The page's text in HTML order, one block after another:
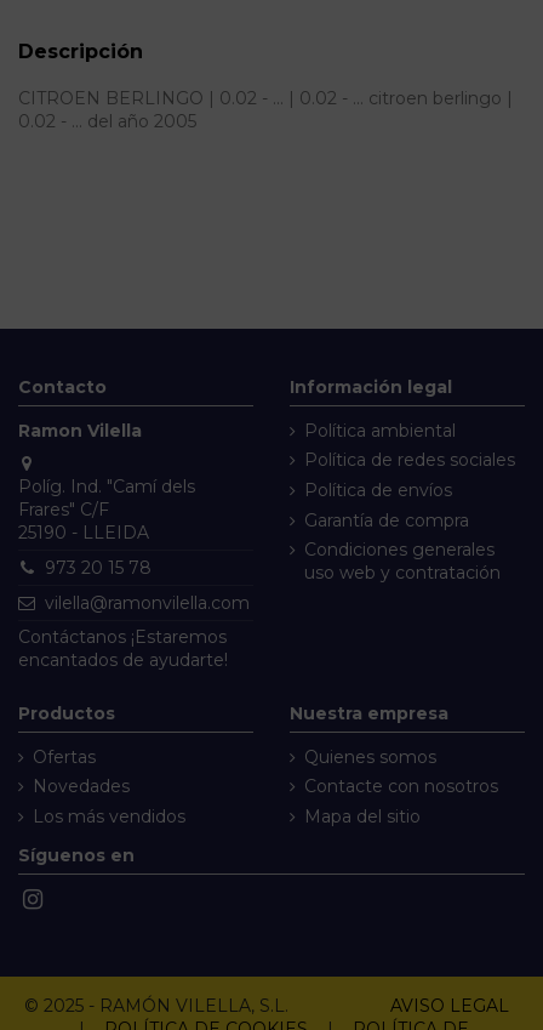
Descripción
CITROEN BERLINGO | 0.02 - ... | 0.02 - ... citroen berlingo |
0.02 - ... del año 2005
Contacto
Ramon Vilella
Políg. Ind. "Camí dels
Frares" C/F
25190 - LLEIDA
973 20 15 78
vilella@ramonvilella.com
Contáctanos ¡Estaremos
encantados de ayudarte!
Información legal
Política ambiental
Política de redes sociales
Política de envíos
Garantía de compra
Condiciones generales
uso web y contratación
Productos
Ofertas
Novedades
Los más vendidos
Nuestra empresa
Quienes somos
Contacte con nosotros
Mapa del sitio
Síguenos en
© 2025 - RAMÓN VILELLA, S.L. AVISO LEGAL